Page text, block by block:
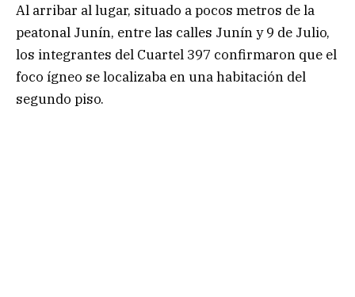
Al arribar al lugar, situado a pocos metros de la
peatonal Junín, entre las calles Junín y 9 de Julio,
los integrantes del Cuartel 397 confirmaron que el
foco ígneo se localizaba en una habitación del
segundo piso.